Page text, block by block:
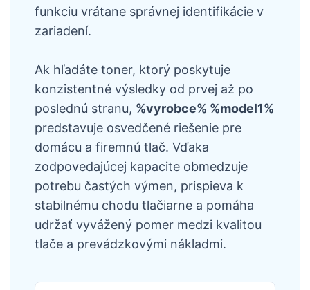
funkciu vrátane správnej identifikácie v
zariadení.
Ak hľadáte toner, ktorý poskytuje
konzistentné výsledky od prvej až po
poslednú stranu, %vyrobce% %model1%
predstavuje osvedčené riešenie pre
domácu a firemnú tlač. Vďaka
zodpovedajúcej kapacite obmedzuje
potrebu častých výmen, prispieva k
stabilnému chodu tlačiarne a pomáha
udržať vyvážený pomer medzi kvalitou
tlače a prevádzkovými nákladmi.